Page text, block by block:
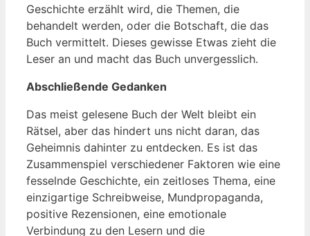
‌Geschichte erzählt wird, die Themen, die
behandelt werden,⁤ oder die Botschaft, die das
Buch vermittelt. Dieses⁤ gewisse‌ Etwas⁤ zieht ​die
Leser an⁤ und macht das Buch unvergesslich.
Abschließende Gedanken
Das meist⁢ gelesene Buch⁤ der Welt bleibt ein
Rätsel, aber das⁣ hindert ‌uns nicht ⁤daran, das⁤
Geheimnis dahinter⁤ zu ​entdecken. Es ist das
Zusammenspiel verschiedener Faktoren wie eine
fesselnde‌ Geschichte, ein zeitloses Thema,​ eine⁤
einzigartige ⁤Schreibweise, Mundpropaganda,
⁣positive Rezensionen, eine emotionale
‌Verbindung⁤ zu den Lesern⁣ und ​die⁢